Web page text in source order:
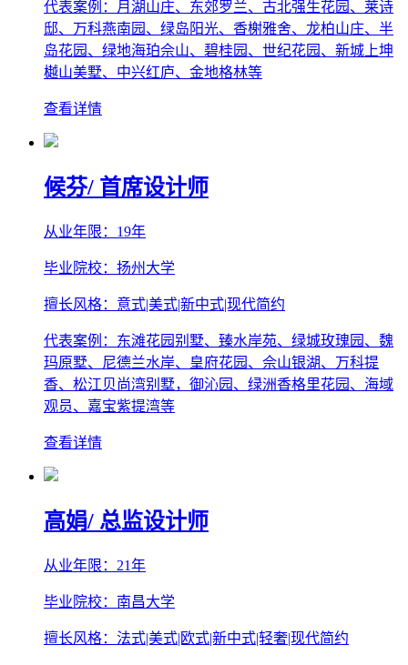
代表案例：月湖山庄、东郊罗兰、古北强生花园、莱诗
邸、万科燕南园、绿岛阳光、香榭雅舍、龙柏山庄、半
岛花园、绿地海珀佘山、碧桂园、世纪花园、新城上坤
樾山美墅、中兴红庐、金地格林等
查看详情
候芬/ 首席设计师
从业年限：19年
毕业院校：扬州大学
擅长风格：意式|美式|新中式|现代简约
代表案例：东滩花园别墅、臻水岸苑、绿城玫瑰园、魏
玛原墅、尼德兰水岸、皇府花园、佘山银湖、万科提
香、松江贝尚湾别墅，御沁园、绿洲香格里花园、海域
观员、嘉宝紫提湾等
查看详情
高娟/ 总监设计师
从业年限：21年
毕业院校：南昌大学
擅长风格：法式|美式|欧式|新中式|轻奢|现代简约